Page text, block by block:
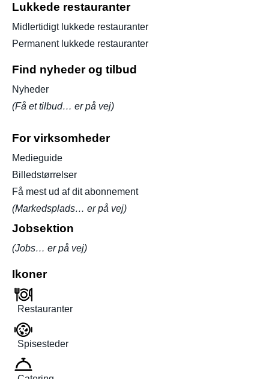
Lukkede restauranter
Midlertidigt lukkede restauranter
Permanent lukkede restauranter
Find nyheder og tilbud
Nyheder
(Få et tilbud… er på vej)
For virksomheder
Medieguide
Billedstørrelser
Få mest ud af dit abonnement
(Markedsplads… er på vej)
Jobsektion
(Jobs… er på vej)
Ikoner
Restauranter
Spisesteder